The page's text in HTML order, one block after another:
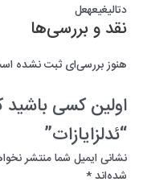
دتالیغیعهعل
نقد و بررسی‌ها
هنوز بررسی‌ای ثبت نشده
اولین کسی
“ئدلزایازات”
نشانی ایمیل شما منتشر
شده‌اند*